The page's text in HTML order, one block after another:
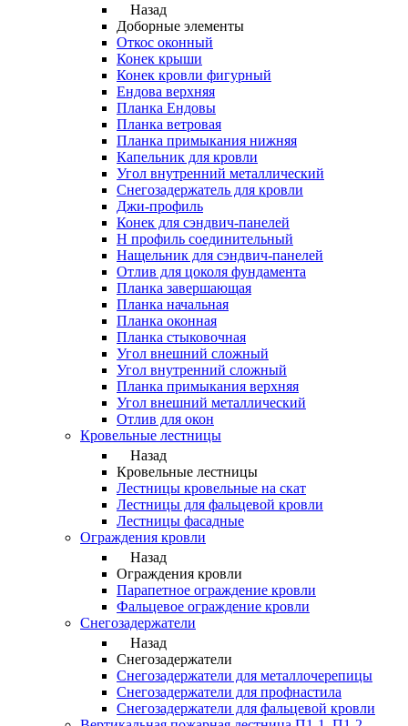
Назад
Доборные элементы
Откос оконный
Конек крыши
Конек кровли фигурный
Ендова верхняя
Планка Ендовы
Планка ветровая
Планка примыкания нижняя
Капельник для кровли
Угол внутренний металлический
Снегозадержатель для кровли
Джи-профиль
Конек для сэндвич-панелей
Н профиль соединительный
Нащельник для сэндвич-панелей
Отлив для цоколя фундамента
Планка завершающая
Планка начальная
Планка оконная
Планка стыковочная
Угол внешний сложный
Угол внутренний сложный
Планка примыкания верхняя
Угол внешний металлический
Отлив для окон
Кровельные лестницы
Назад
Кровельные лестницы
Лестницы кровельные на скат
Лестницы для фальцевой кровли
Лестницы фасадные
Ограждения кровли
Назад
Ограждения кровли
Парапетное ограждение кровли
Фальцевое ограждение кровли
Снегозадержатели
Назад
Снегозадержатели
Снегозадержатели для металлочерепицы
Снегозадержатели для профнастила
Снегозадержатели для фальцевой кровли